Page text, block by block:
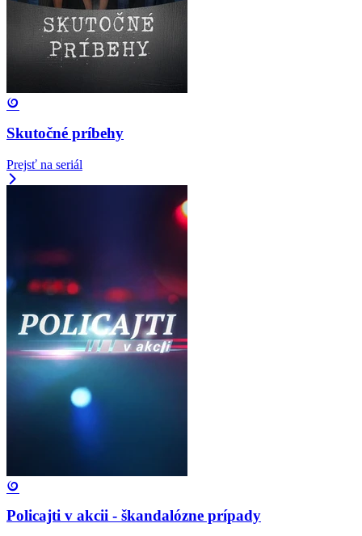
Skutočné príbehy
Prejsť na seriál
Policajti v akcii - škandalózne prípady